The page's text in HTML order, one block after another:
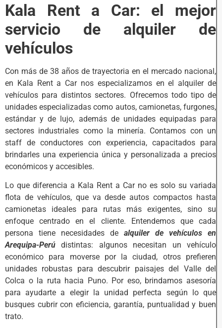
Kala Rent a Car: el mejor
servicio de alquiler de
vehículos
Con más de 38 años de trayectoria en el mercado nacional,
en Kala Rent a Car nos especializamos en el alquiler de
vehículos para distintos sectores. Ofrecemos todo tipo de
unidades especializadas como autos, camionetas, furgones,
estándar y de lujo, además de unidades equipadas para
sectores industriales como la minería. Contamos con un
staff de conductores con experiencia, capacitados para
brindarles una experiencia única y personalizada a precios
económicos y accesibles.
Lo que diferencia a Kala Rent a Car no es solo su variada
flota de vehículos, que va desde autos compactos hasta
camionetas ideales para rutas más exigentes, sino su
enfoque centrado en el cliente. Entendemos que cada
persona tiene necesidades de alquiler de vehículos en
Arequipa-Perú distintas: algunos necesitan un vehículo
económico para moverse por la ciudad, otros prefieren
unidades robustas para descubrir paisajes del Valle del
Colca o la ruta hacia Puno. Por eso, brindamos asesoría
para ayudarte a elegir la unidad perfecta según lo que
busques cubrir con eficiencia, garantía, puntualidad y buen
trato.